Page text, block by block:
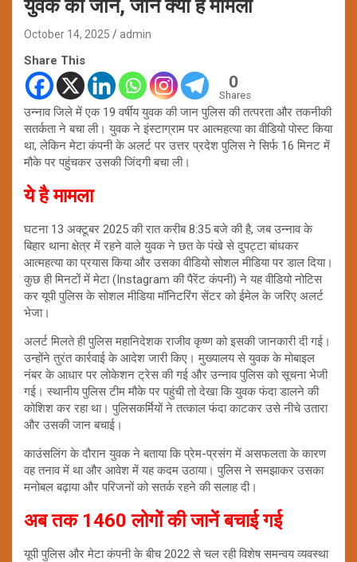
युवक की जान, जानें क्या है मामला
October 14, 2025 admin
Share This
0
Shares
उन्नाव जिले में एक 19 वर्षीय युवक की जान पुलिस की तत्परता और तकनीकी
सतर्कता ने बचा ली। युवक ने इंस्टाग्राम पर आत्महत्या का वीडियो पोस्ट किया
था, लेकिन मेटा कंपनी के अलर्ट पर उत्तर प्रदेश पुलिस ने सिर्फ 16 मिनट में
मौके पर पहुंचकर उसकी जिंदगी बचा ली।
ये है मामला
घटना 13 अक्टूबर 2025 की रात करीब 8:35 बजे की है, जब उन्नाव के
बिहार थाना क्षेत्र में रहने वाले युवक ने छत के पंखे से दुपट्टा बांधकर
आत्महत्या का प्रयास किया और उसका वीडियो सोशल मीडिया पर डाल दिया।
कुछ ही मिनटों में मेटा (Instagram की पैरेंट कंपनी) ने यह वीडियो नोटिस
कर यूपी पुलिस के सोशल मीडिया मॉनिटरिंग सेंटर को ईमेल के जरिए अलर्ट
भेजा।
अलर्ट मिलते ही पुलिस महानिदेशक राजीव कृष्ण को इसकी जानकारी दी गई।
उन्होंने तुरंत कार्रवाई के आदेश जारी किए। मुख्यालय से युवक के मोबाइल
नंबर के आधार पर लोकेशन ट्रेस की गई और उन्नाव पुलिस को सूचना भेजी
गई। स्थानीय पुलिस टीम मौके पर पहुंची तो देखा कि युवक फंदा डालने की
कोशिश कर रहा था। पुलिसकर्मियों ने तत्काल फंदा काटकर उसे नीचे उतारा
और उसकी जान बचाई।
काउंसलिंग के दौरान युवक ने बताया कि प्रेम-प्रसंग में असफलता के कारण
वह तनाव में था और आवेश में यह कदम उठाया। पुलिस ने समझाकर उसका
मनोबल बढ़ाया और परिजनों को सतर्क रहने की सलाह दी।
अब तक 1460 लोगों की जानें बचाई गई
यूपी पुलिस और मेटा कंपनी के बीच 2022 से चल रही विशेष समन्वय व्यवस्था